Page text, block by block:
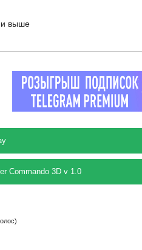
и выше
Commando 3D v 1.0